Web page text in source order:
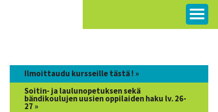
Ilmoittaudu kursseille tästä ! »
Soitin- ja laulunopetuksen sekä
bändikoulujen uusien oppilaiden haku lv. 26-
27 »